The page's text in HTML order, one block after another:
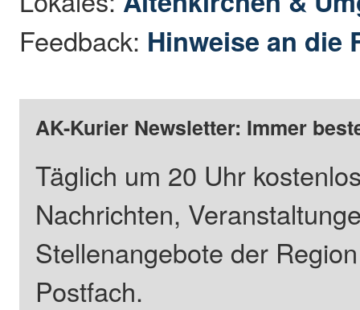
Feedback: Hinweise an die
AK-Kurier Newsletter: Immer
Täglich um 20 Uhr
Nachrichten,
Stellenangebote der
Postfach.